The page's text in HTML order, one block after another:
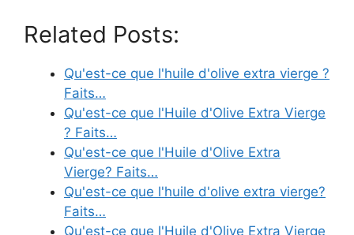
Related Posts:
Qu'est-ce que l'huile d'olive extra vierge ?
Faits…
Qu'est-ce que l'Huile d'Olive Extra Vierge
? Faits…
Qu'est-ce que l'Huile d'Olive Extra
Vierge? Faits…
Qu'est-ce que l'huile d'olive extra vierge?
Faits…
Qu'est-ce que l'Huile d'Olive Extra Vierge